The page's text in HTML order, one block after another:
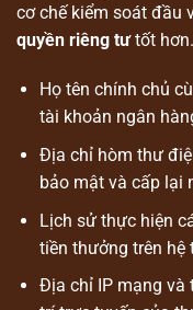
cơ chế kiểm soát đầu
quyền riêng tưtốt hơn.
Họ tên chính chủ
tài khoản ngân
Địa chỉ hòm thư
bảo mật và cấp lại
Lịch sử thực hiện
tiền thưởng trên hệ
Địa chỉ IP mạng và